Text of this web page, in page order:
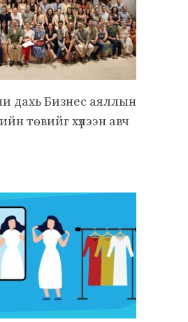
дахь Бизнес аяллын
төвийг хүлээн авч